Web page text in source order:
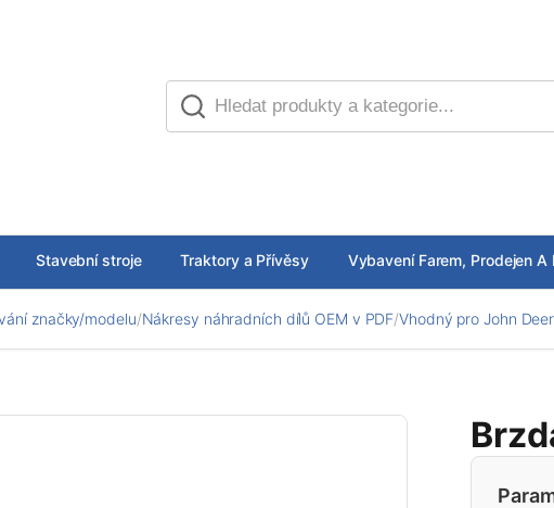
Stavební stroje Traktory a Přívěsy Vybavení Farem, Prodejen A
značky/modelu/Nákresy náhradních dílů OEM v PDF/Vhodný pro John